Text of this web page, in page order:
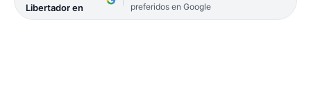
Libertador en
preferidos en Google